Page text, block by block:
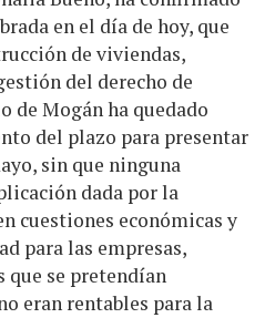
en el día de hoy, que
de viviendas,
del derecho de
de Mogán ha quedado
del plazo para presentar
sin que ninguna
dada por la
cuestiones económicas y
para las empresas,
que se pretendían
eran rentables para la